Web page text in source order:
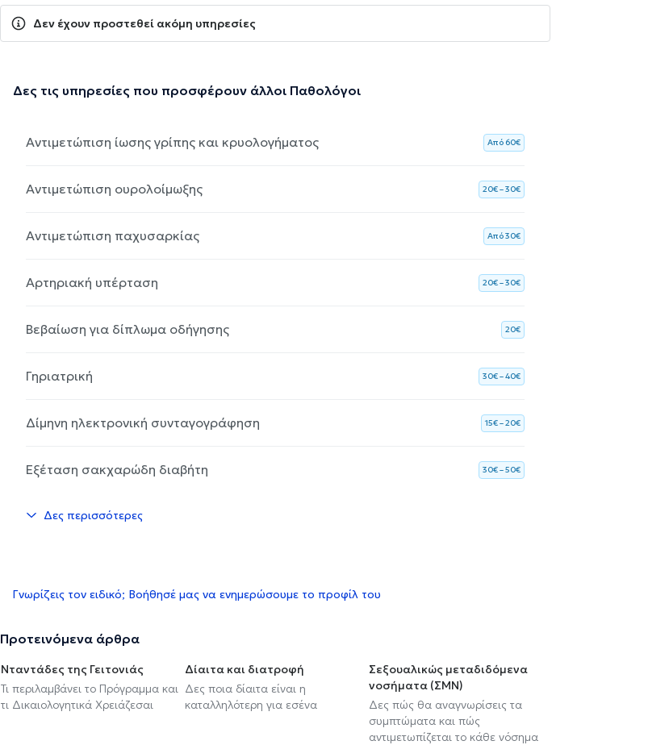
Δεν έχουν προστεθεί ακόμη υπηρεσίες
Δες τις υπηρεσίες που προσφέρουν άλλοι Παθολόγοι
Αντιμετώπιση ίωσης γρίπης και κρυολογήματος Aπό 60€
Αντιμετώπιση ουρολοίμωξης 20€ – 30€
Αντιμετώπιση παχυσαρκίας Aπό 30€
Αρτηριακή υπέρταση 20€ – 30€
Βεβαίωση για δίπλωμα οδήγησης 20€
Γηριατρική 30€ – 40€
Δίμηνη ηλεκτρονική συνταγογράφηση 15€ – 20€
Εξέταση σακχαρώδη διαβήτη 30€ – 50€
Δες περισσότερες
Γνωρίζεις τον ειδικό; Βοήθησέ μας να ενημερώσουμε το προφίλ του
Προτεινόμενα άρθρα
Νταντάδες της Γειτονιάς
Τι περιλαμβάνει το Πρόγραμμα και
τι Δικαιολογητικά Χρειάζεσαι
Δίαιτα και διατροφή
Δες ποια δίαιτα είναι η
καταλληλότερη για εσένα
Σεξουαλικώς μεταδιδόμενα
νοσήματα (ΣΜΝ)
Δες πώς θα αναγνωρίσεις τα
συμπτώματα και πώς
αντιμετωπίζεται το κάθε νόσημα